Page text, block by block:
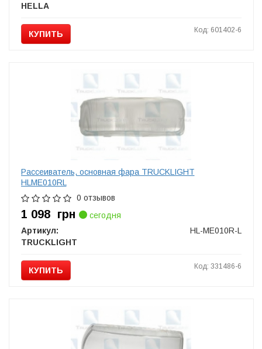
HELLA
КУПИТЬ Код: 601402-6
Рассеиватель, основная фара TRUCKLIGHT
HLME010RL
0 отзывов
1 098 грн
сегодня
Артикул:
HL-ME010R-L
TRUCKLIGHT
КУПИТЬ Код: 331486-6